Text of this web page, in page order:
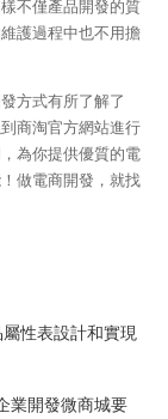
不僅產品開發的質
護過程中也不用擔
方式有所了解了
商淘官方網站進行
為你提供優質的電
做電商開發，就找
性表設計和實現
業開發微商城要